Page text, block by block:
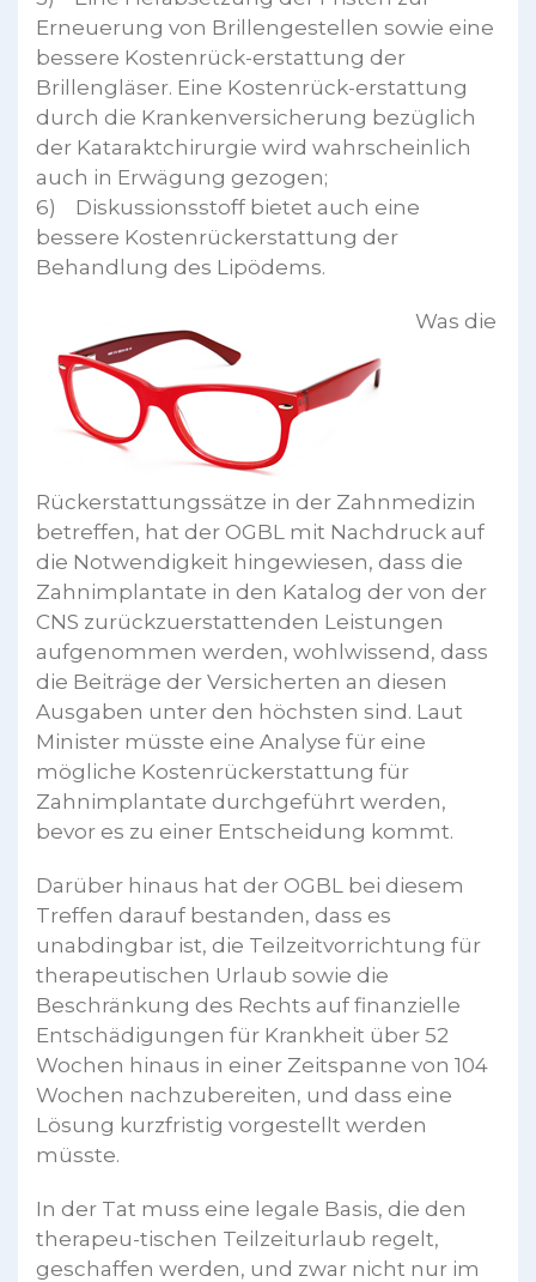
Erneuerung von Brillengestellen sowie eine
bessere Kostenrück-erstattung der
Brillengläser. Eine Kostenrück-erstattung
durch die Krankenversicherung bezüglich
der Kataraktchirurgie wird wahrscheinlich
auch in Erwägung gezogen;
6) Diskussionsstoff bietet auch eine
bessere Kostenrückerstattung der
Behandlung des Lipödems.
Was die
Rückerstattungssätze in der Zahnmedizin
betreffen, hat der OGBL mit Nachdruck auf
die Notwendigkeit hingewiesen, dass die
Zahnimplantate in den Katalog der von der
CNS zurückzuerstattenden Leistungen
aufgenommen werden, wohlwissend, dass
die Beiträge der Versicherten an diesen
Ausgaben unter den höchsten sind. Laut
Minister müsste eine Analyse für eine
mögliche Kostenrückerstattung für
Zahnimplantate durchgeführt werden,
bevor es zu einer Entscheidung kommt.
Darüber hinaus hat der OGBL bei diesem
Treffen darauf bestanden, dass es
unabdingbar ist, die Teilzeitvorrichtung für
therapeutischen Urlaub sowie die
Beschränkung des Rechts auf finanzielle
Entschädigungen für Krankheit über 52
Wochen hinaus in einer Zeitspanne von 104
Wochen nachzubereiten, und dass eine
Lösung kurzfristig vorgestellt werden
müsste.
In der Tat muss eine legale Basis, die den
therapeu-tischen Teilzeiturlaub regelt,
geschaffen werden, und zwar nicht nur im